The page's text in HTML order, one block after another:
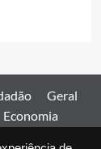
Geral
Economia